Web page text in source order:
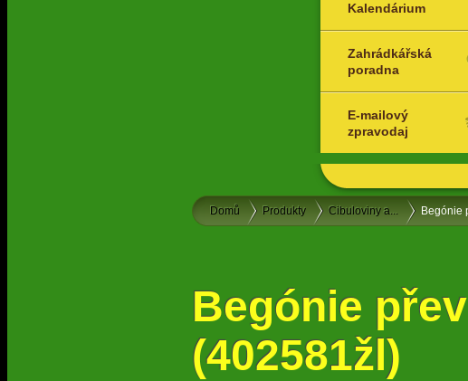
Kalendárium
Zahrádkářská
poradna
E-mailový
zpravodaj
Domů Produkty Cibuloviny a... Begónie
Begónie
(402581žl)